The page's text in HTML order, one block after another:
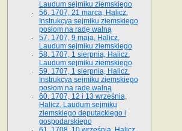
Laudum sejmiku ziemskiego
56. 1707, 21 marca, Halicz.
Instrukcya sejmiku ziemskiego
posłom na radę walną
57. 1707, 9 maja, Halicz.
Laudum sejmiku ziemskiego
58. 1707, 1 sierpnia, Halicz.
Laudum sejmiku ziemskiego
59. 1707, 1 sierpnia, Halicz.
Instrukcya sejmiku ziemskiego
posłom na radę walną
60. 1707, 12 i 13 września,
Halicz. Laudum sejmiku
ziemskiego deputackiego i
gospodarskiego